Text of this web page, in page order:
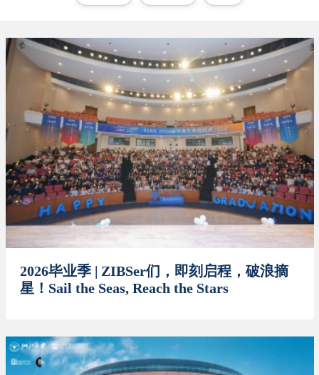
2026毕业季 | ZIBSer们，即刻启程，破浪摘
星！Sail the Seas, Reach the Stars